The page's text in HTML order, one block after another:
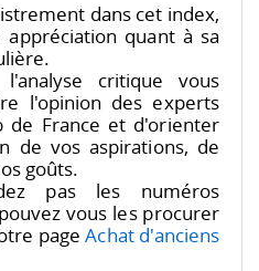
dans cet index,
quant à sa
critique vous
l'opinion des experts
de France et d'orienter
de vos aspirations, de
goûts.
pas les numéros
vous les procurer
pageAchat d'anciens